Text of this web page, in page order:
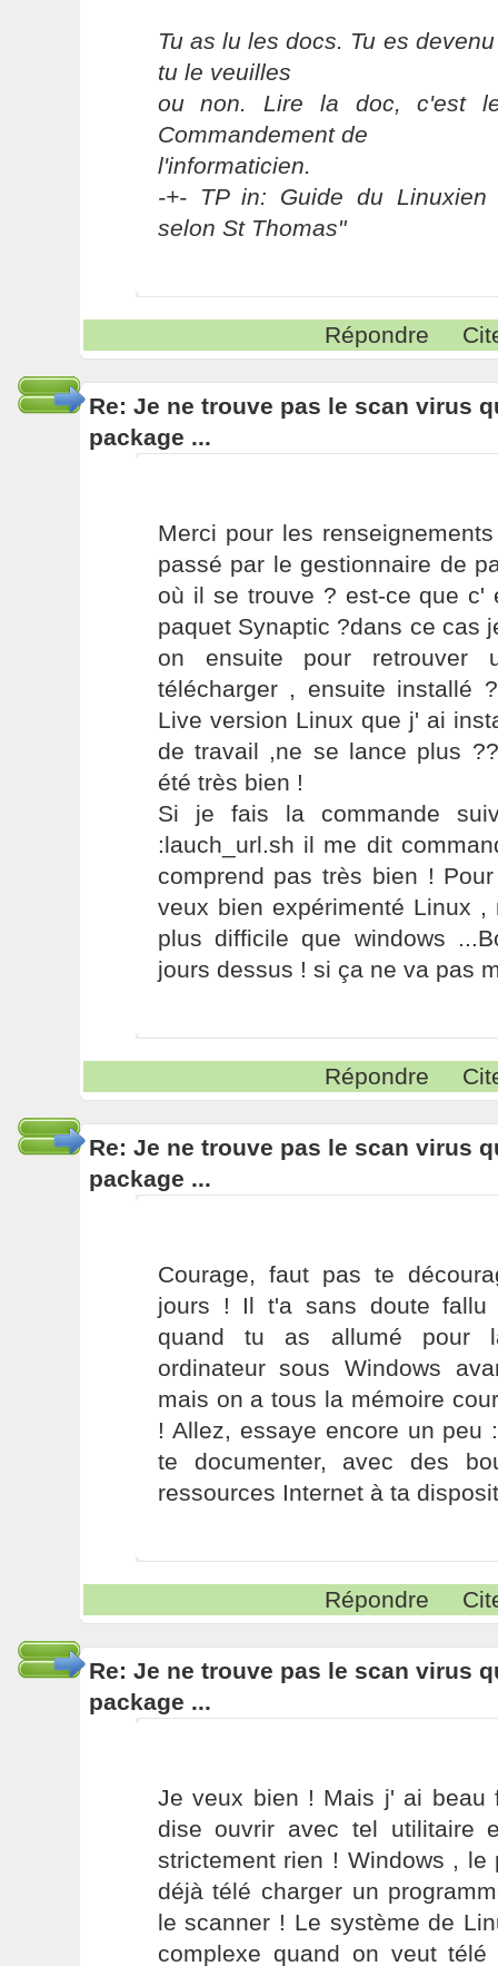
Tu as lu les docs. Tu es
tu le veuilles
ou non. Lire la doc, c'est
Commandement de
l'informaticien.
-+- TP in: Guide du Linuxien
selon St Thomas"
Répondre
Re: Je ne trouve pas le scan virus
package ...
Merci pour les
passé par le gestionnaire de
où il se trouve ? est-ce que c'
paquet Synaptic ?dans ce cas
on ensuite pour
télécharger , ensuite installé
Live version Linux que j' ai
de travail ,ne se lance plus
été très bien !
Si je fais la commande
:lauch_url.sh il me dit
comprend pas très bien !
veux bien expérimenté Linux
plus difficile que windows
jours dessus ! si ça ne va pas
Répondre
Re: Je ne trouve pas le scan virus
package ...
Courage, faut pas te
jours ! Il t'a sans doute
quand tu as allumé pour
ordinateur sous Windows
mais on a tous la mémoire
! Allez, essaye encore un peu
te documenter, avec des
ressources Internet à ta
Répondre
Re: Je ne trouve pas le scan virus
package ...
Je veux bien ! Mais j' ai beau
dise ouvrir avec tel utilitaire
strictement rien ! Windows , le
déjà télé charger un
le scanner ! Le système de
complexe quand on veut